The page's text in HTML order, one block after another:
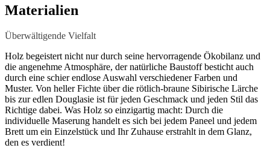
Materialien
Überwältigende Vielfalt
Holz begeistert nicht nur durch seine hervorragende Ökobilanz und
die angenehme Atmosphäre, der natürliche Baustoff besticht auch
durch eine schier endlose Auswahl verschiedener Farben und
Muster. Von heller Fichte über die rötlich-braune Sibirische Lärche
bis zur edlen Douglasie ist für jeden Geschmack und jeden Stil das
Richtige dabei. Was Holz so einzigartig macht: Durch die
individuelle Maserung handelt es sich bei jedem Paneel und jedem
Brett um ein Einzelstück und Ihr Zuhause erstrahlt in dem Glanz,
den es verdient!